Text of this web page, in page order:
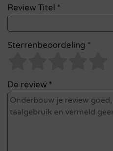
Review Titel *
Sterrenbeoordeling *
De review *